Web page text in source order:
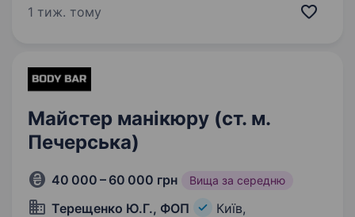
надає Beauty послуги. Маємо 10 грумінг
1 тиж. тому
Майстер манікюру (ст. м.
Печерська)
40 000 – 60 000 грн Вища за середню
Терещенко Ю.Г., ФОП
Київ,